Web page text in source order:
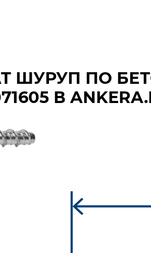
ШУРУП ПО
В